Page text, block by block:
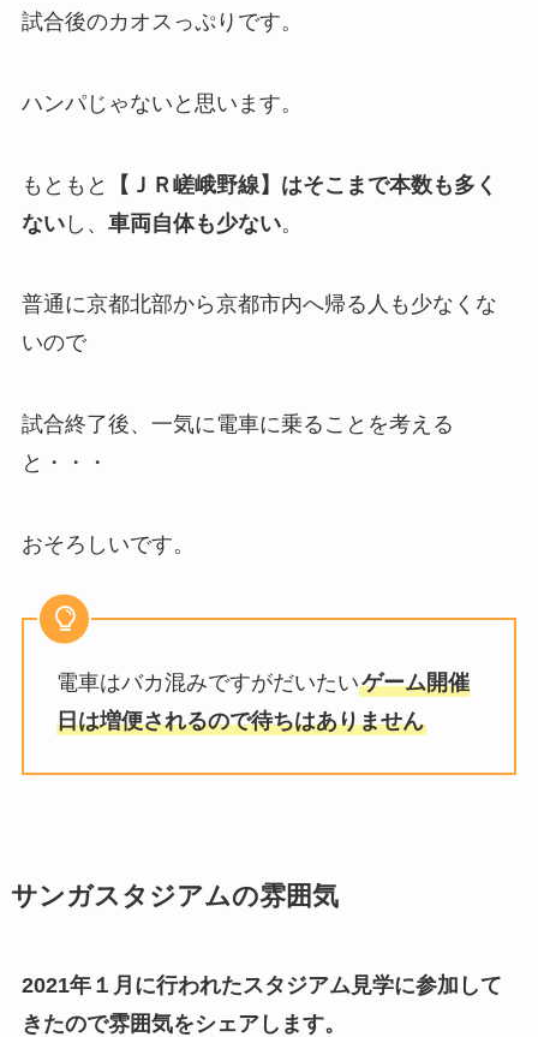
試合後のカオスっぷりです。
ハンパじゃないと思います。
もともと
【ＪＲ嵯峨野線】はそこまで本数も多く
ないし、 車両自体も少ない。
普通に京都北部から京都市内へ帰る人も少なくな
いので
試合終了後、一気に電車に乗ることを考える
と・・・
おそろしいです。
電車はバカ混みですがだいたいゲーム開催
日は増便されるので待ちはありません
サンガスタジアムの雰囲気
2021年１月に行われたスタジアム見学に参加 して
きたので雰囲気をシェアします。